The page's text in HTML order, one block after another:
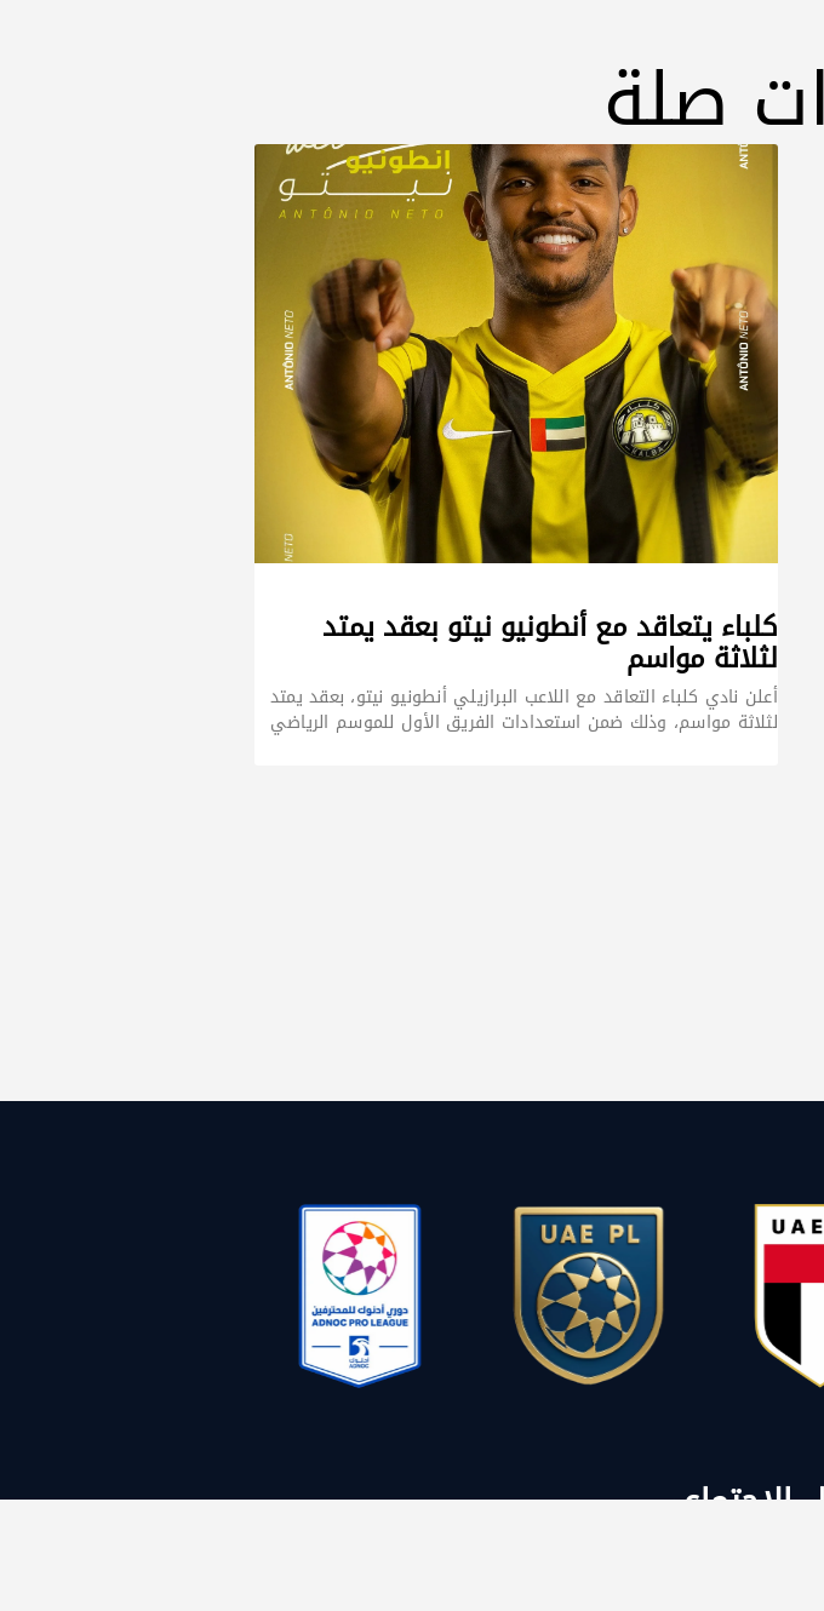
صلة
كلباء يتعاقد مع أنطونيو نيتو بعقد يمتد
لثلاثة مواسم
أعلن نادي كلباء التعاقد مع اللاعب البرازيلي أنطونيو نيتو، بعقد يمتد
لثلاثة مواسم، وذلك ضمن استعدادات الفريق الأول للموسم الرياضي
الاجتماعي